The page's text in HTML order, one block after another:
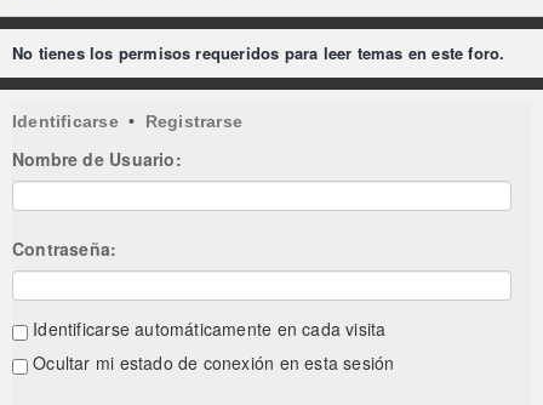
No tienes los permisos requeridos para leer temas en este foro.
Identificarse• Registrarse
Nombre de Usuario:
Contraseña:
Identificarse automáticamente en cada visita
Ocultar mi estado de conexión en esta sesión